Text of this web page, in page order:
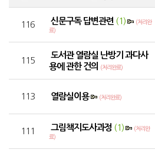
116 신문구독 답변관련 (1)
(처리완
료)
115
도서관 열람실 난방기 과다사
용에 관한 건의
(처리완료)
113 열람실이용 (처리완료)
111 그림책지도사과정 (1)
(처리완
료)